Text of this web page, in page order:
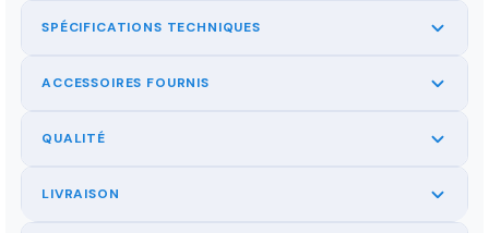
SPÉCIFICATIONS TECHNIQUES
ACCESSOIRES FOURNIS
QUALITÉ
LIVRAISON